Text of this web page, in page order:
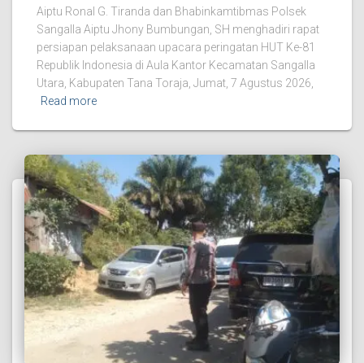
Aiptu Ronal G. Tiranda dan Bhabinkamtibmas Polsek
Sangalla Aiptu Jhony Bumbungan, SH menghadiri rapat
persiapan pelaksanaan upacara peringatan HUT Ke-81
Republik Indonesia di Aula Kantor Kecamatan Sangalla
Utara, Kabupaten Tana Toraja, Jumat, 7 Agustus 2026,
Read more